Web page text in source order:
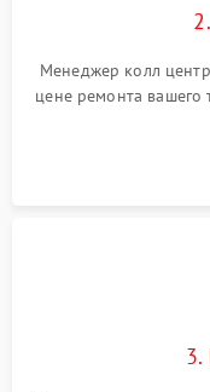
Менеджер колл
цене ремонта вашего
3.